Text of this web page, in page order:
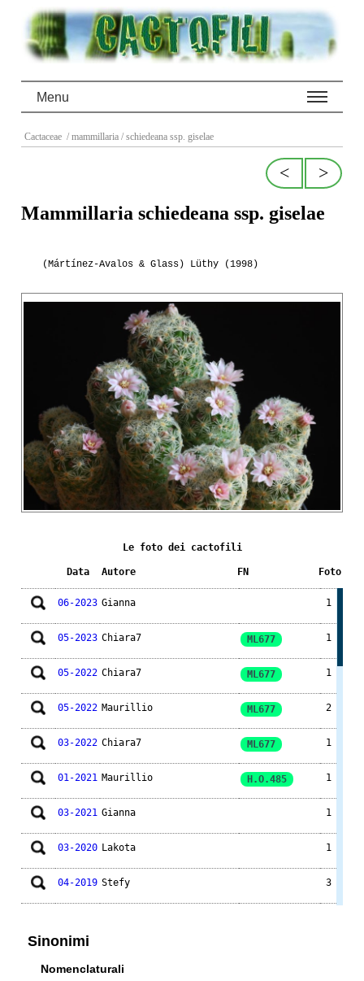
Menu
Cactaceae / mammillaria / schiedeana ssp. giselae
>
<
Mammillaria schiedeana ssp. giselae
(Mártínez-Avalos & Glass) Lüthy (1998)
Le foto dei cactofili
Data Autore FN Foto
06-2023 Gianna 1
05-2023 Chiara7 ML677 1
05-2022 Chiara7 ML677 1
05-2022 Maurillio ML677 2
03-2022 Chiara7 ML677 1
01-2021 Maurillio H.O.485 1
03-2021 Gianna 1
03-2020 Lakota 1
04-2019 Stefy 3
Sinonimi
Nomenclaturali